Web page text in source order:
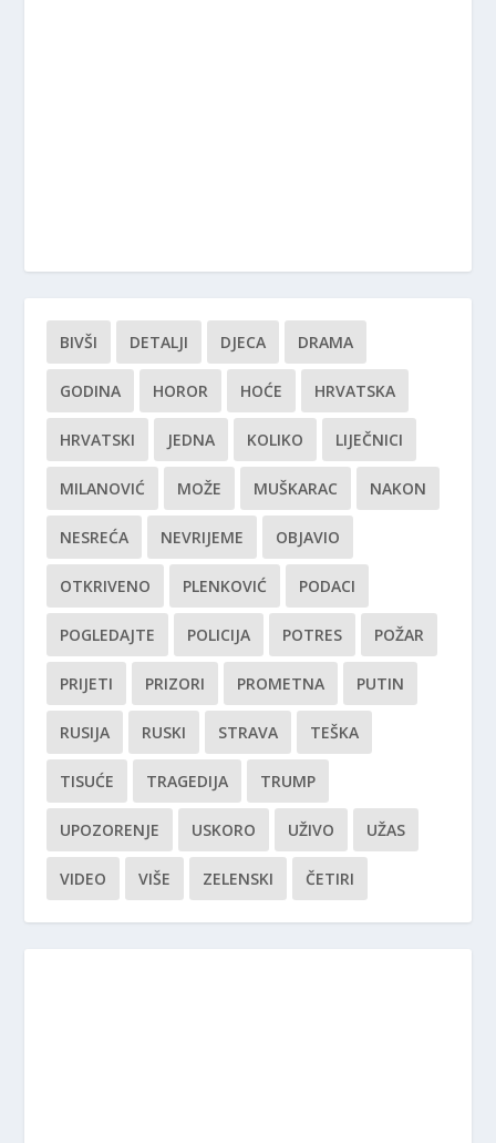
BIVŠI DETALJI DJECA DRAMA
GODINA HOROR HOĆE HRVATSKA
HRVATSKI JEDNA KOLIKO LIJEČNICI
MILANOVIĆ MOŽE MUŠKARAC NAKON
NESREĆA NEVRIJEME OBJAVIO
OTKRIVENO PLENKOVIĆ PODACI
POGLEDAJTE POLICIJA POTRES POŽAR
PRIJETI PRIZORI PROMETNA PUTIN
RUSIJA RUSKI STRAVA TEŠKA
TISUĆE TRAGEDIJA TRUMP
UPOZORENJE USKORO UŽIVO UŽAS
VIDEO VIŠE ZELENSKI ČETIRI